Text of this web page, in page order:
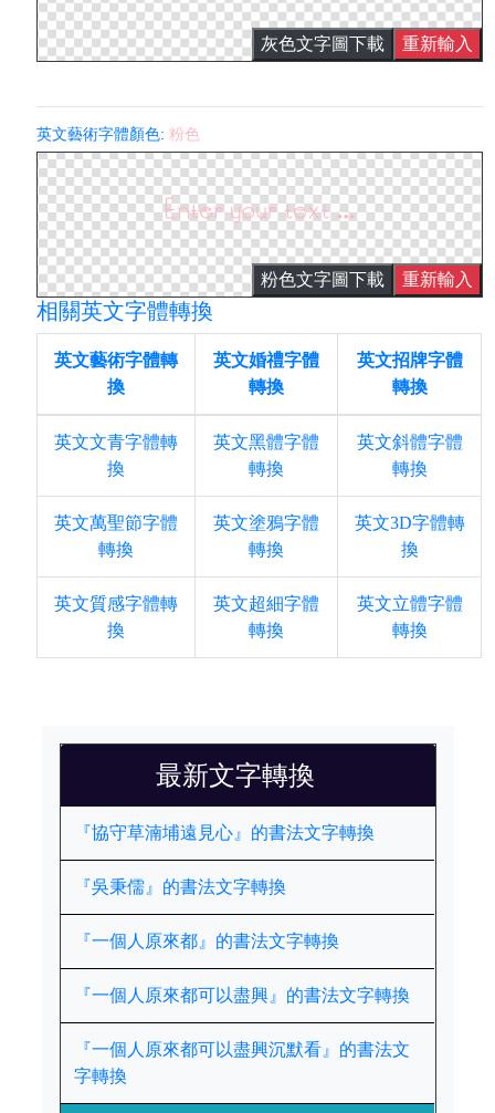
灰色文字圖下載 重新輸入
英文藝術字體顏色: 粉色
粉色文字圖下載 重新輸入
相關英文字體轉換
英文藝術字體轉
換
英文婚禮字體
轉換
英文招牌字體
轉換
英文文青字體轉
換
英文黑體字體
轉換
英文斜體字體
轉換
英文萬聖節字體
轉換
英文塗鴉字體
轉換
英文3D字體轉
換
英文質感字體轉
換
英文超細字體
轉換
英文立體字體
轉換
最新文字轉換
『協守草湳埔遠見心』的書法文字轉換
『吳秉儒』的書法文字轉換
『一個人原來都』的書法文字轉換
『一個人原來都可以盡興』的書法文字轉換
『一個人原來都可以盡興沉默看』的書法文
字轉換